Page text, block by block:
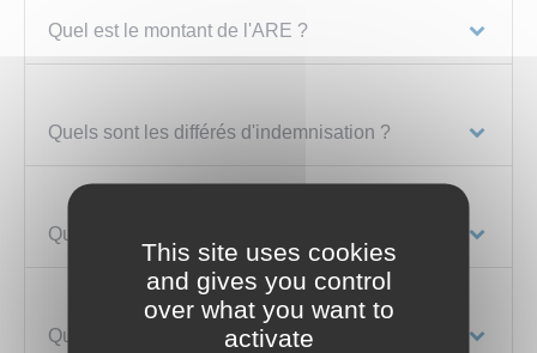
Quel est le montant de l'ARE ?
Quels sont les différés d'indemnisation ?
Quand l'ARE est-elle versée ?
Quelle est la durée de versement de l'ARE ?
This site uses cookies
and gives you control
over what you want to
activate